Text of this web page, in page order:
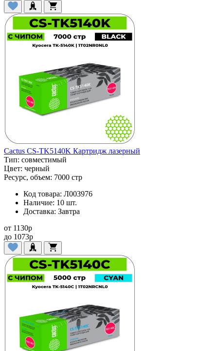
Cactus CS-TK5140K Картридж лазерный
Тип: совместимый
Цвет: черный
Ресурс, объем: 7000 стр
Код товара: Л003976
Наличие: 10 шт.
Доставка: Завтра
от 1130p
до 1073p